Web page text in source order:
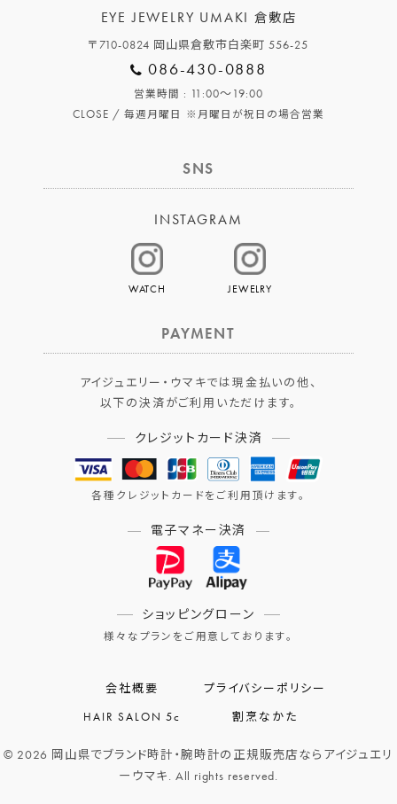
EYE JEWELRY UMAKI 倉敷店
〒710-0824 岡山県倉敷市白楽町 556-25
086-430-0888
営業時間 : 11:00～19:00
CLOSE /毎週月曜日 ※月曜日が祝日の場合営業
SNS
INSTAGRAM
WATCH JEWELRY
PAYMENT
アイジュエリー・ウマキでは現金払いの他、
以下の決済がご利用いただけます。
クレジットカード決済
各種クレジットカードをご利用頂けます。
電子マネー決済
ショッピングローン
様々なプランをご用意しております。
会社概要
プライバシーポリシー
HAIR SALON 5c
割烹なかた
© 2026 岡山県でブランド時計・腕時計の正規販売店ならアイジュエリ
ーウマキ. All rights reserved.